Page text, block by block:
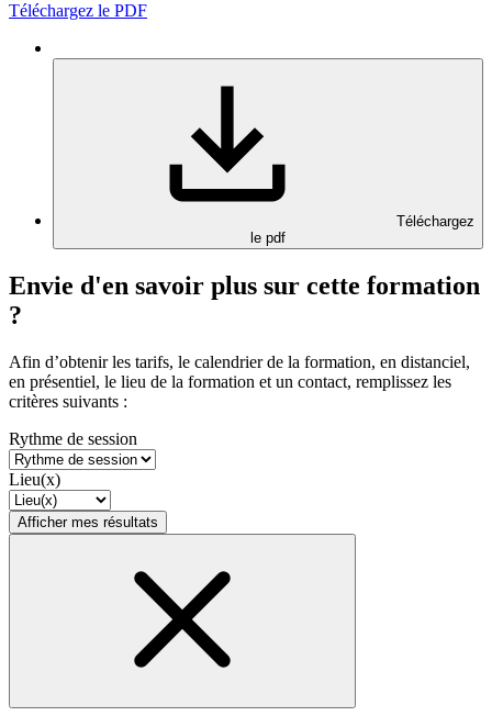
Téléchargez le PDF
Téléchargez
le pdf
Envie d'en savoir plus sur cette formation
?
Afin d’obtenir les tarifs, le calendrier de la formation, en distanciel,
en présentiel, le lieu de la formation et un contact, remplissez les
critères suivants :
Rythme de session
Lieu(x)
Afficher mes résultats